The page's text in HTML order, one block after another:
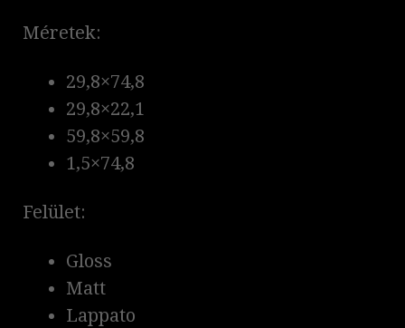
Méretek:
29,8×74,8
29,8×22,1
59,8×59,8
1,5×74,8
Felület:
Gloss
Matt
Lappato